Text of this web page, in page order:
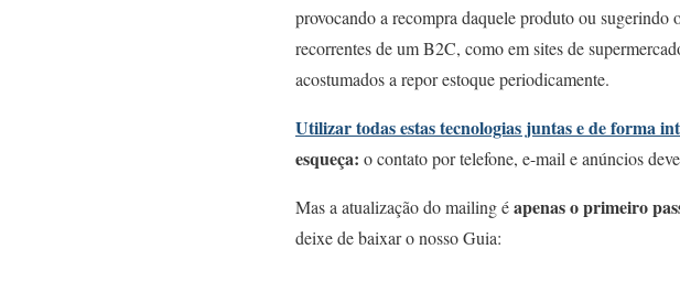
provocando a recompra daquele produto ou sugerindo
recorrentes de um B2C, como em sites de
acostumados a repor estoque periodicamente.
Utilizar todas estas tecnologias juntas e de forma
esqueça: o contato por telefone, e-mail e anúncios
Mas a atualização do mailing éapenas o primeiro
deixe de baixar o nosso Guia: